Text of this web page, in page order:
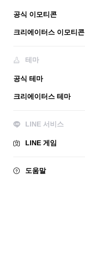
공식 이모티콘
크리에이터스 이모티콘
테마
공식 테마
크리에이터스 테마
LINE 서비스
LINE 게임
도움말